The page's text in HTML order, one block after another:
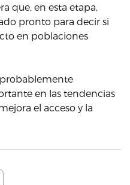
que, en esta etapa,
pronto para decir si
en poblaciones
probablemente
en las tendencias
el acceso y la